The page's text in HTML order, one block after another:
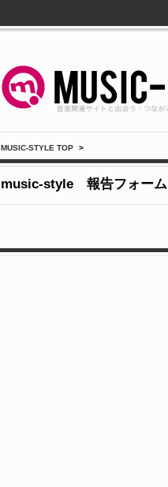
MUSIC-STYLE TOP >
music-style 報告フォーム